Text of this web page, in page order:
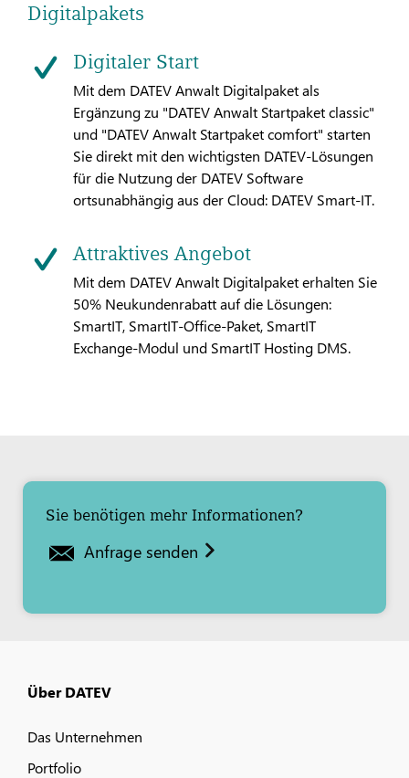
Digitalpakets
Digitaler Start
Mit dem DATEV Anwalt Digitalpaket als
Ergänzung zu "DATEV Anwalt Startpaket classic"
und "DATEV Anwalt Startpaket comfort" starten
Sie direkt mit den wichtigsten DATEV-Lösungen
für die Nutzung der DATEV Software
ortsunabhängig aus der Cloud: DATEV Smart-IT.
Attraktives Angebot
Mit dem DATEV Anwalt Digitalpaket erhalten Sie
50% Neukundenrabatt auf die Lösungen:
SmartIT, SmartIT-Office-Paket, SmartIT
Exchange-Modul und SmartIT Hosting DMS.
Sie benötigen mehr Informationen?
Anfrage senden
Über DATEV
Das Unternehmen
Portfolio